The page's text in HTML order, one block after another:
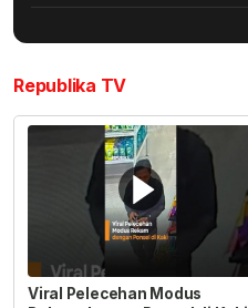
Republika TV
Viral Pelecehan Modus